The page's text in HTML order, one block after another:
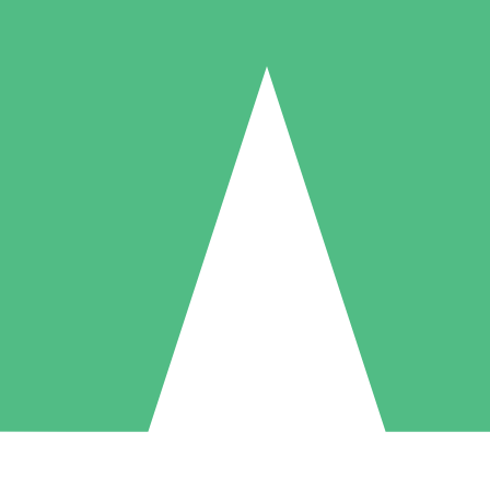
Individuella Kreditpaket
per användning med nedladdningskrediter. Inget månatligt åtagande
5 Nedladdningar
US$